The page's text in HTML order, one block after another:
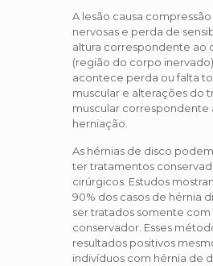
A lesão causa
nervosas e perda de
altura correspondente ao
(região do corpo
acontece perda ou falta
muscular e alterações do
muscular correspondente
herniação.
As hérnias de disco podem
ter tratamentos
cirúrgicos. Estudos
90% dos casos de hérnia
ser tratados somente
conservador. Esses
resultados positivos
indivíduos com hérnia de